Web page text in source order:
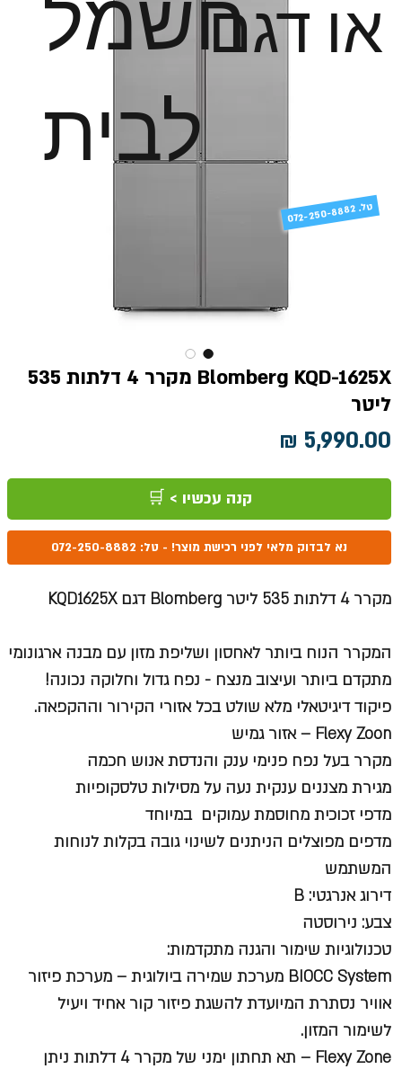
או דגם
לבית
Blomberg KQD-1625X מקרר 4 דלתות 535
ליטר
קנה עכשיו > 🛒
נא לבדוק מלאי לפני רכישת מוצר! - טל: 072-250-8882
מקרר 4 דלתות 535 ליטר Blomberg דגם KQD1625X
המקרר הנוח ביותר לאחסון ושליפת מזון עם מבנה ארגונומי
מתקדם ביותר ועיצוב מנצח - נפח גדול וחלוקה נכונה!
פיקוד דיגיטאלי מלא שולט בכל אזורי הקירור וההקפאה.
Flexy Zoon – אזור גמיש
מקרר בעל נפח פנימי ענק והנדסת אנוש חכמה
מגירת מצננים ענקית נעה על מסילות טלסקופיות
מדפי זכוכית מחוסמת עמוקים במיוחד
מדפים מפוצלים הניתנים לשינוי גובה בקלות לנוחות
המשתמש
דירוג אנרגטי: B
צבע: נירוסטה
טכנולוגיות שימור והגנה מתקדמות:
BIOCC System מערכת שמירה ביולוגית –
מערכת פיזור
אוויר נסתרת המיועדת להשגת פיזור קור אחיד ויעיל
לשימור המזון.
Flexy Zone –
תא תחתון ימני של מקרר 4 דלתות ניתן
072-250-8882 .טל